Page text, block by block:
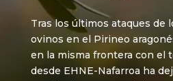
Tras los últimos ataques de
ovinos en el Pirineo
en la misma frontera con el
desde EHNE-Nafarroa ha